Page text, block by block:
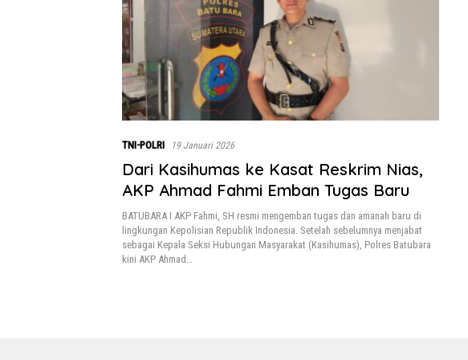
TNI-POLRI 19 Januari 2026
Dari Kasihumas ke Kasat Reskrim Nias,
AKP Ahmad Fahmi Emban Tugas Baru
BATUBARA I AKP Fahmi, SH resmi mengemban tugas dan amanah baru di
lingkungan Kepolisian Republik Indonesia. Setelah sebelumnya menjabat
sebagai Kepala Seksi Hubungan Masyarakat (Kasihumas), Polres Batubara
kini AKP Ahmad…